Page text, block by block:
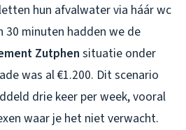
hun afvalwater via háár wc
30 minuten hadden we de
Zutphen situatie onder
was al €1.200. Dit scenario
drie keer per week, vooral
waar je het niet verwacht.